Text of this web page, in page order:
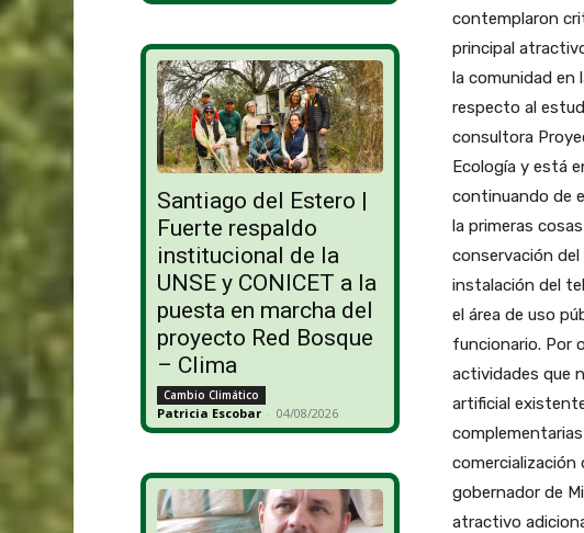
Santiago del Estero |
Fuerte respaldo
institucional de la
UNSE y CONICET a la
puesta en marcha del
proyecto Red Bosque
– Clima
Cambio Climático
Patricia Escobar - 04/08/2026
contemplaron
principal
la comunidad
respecto al
consultora
Ecología y está
continuando de
la primeras
conservación
instalación del
el área de uso
funcionario. Por
actividades que
artificial
comercialización
gobernador de
atractivo